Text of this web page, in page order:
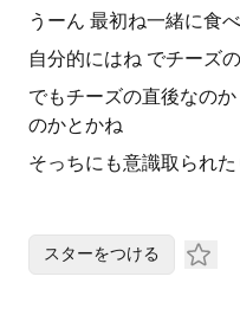
うーん 最初ね一緒に食
自分的にはね でチーズ
でもチーズの直後なの
のかとかね
そっちにも意識取られ
スターをつける